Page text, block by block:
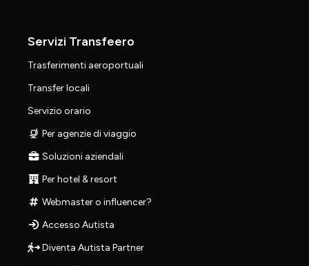
Servizi Transfeero
Trasferimenti aeroportuali
Transfer locali
Servizio orario
Per agenzie di viaggio
Soluzioni aziendali
Per hotel & resort
Webmaster o influencer?
Accesso Autista
Diventa Autista Partner